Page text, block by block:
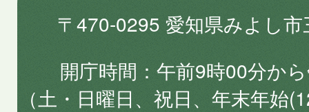
〒470-0295 愛知県みよし
開庁時間
午前9時00分か
（土・日曜日、祝日、年末年始